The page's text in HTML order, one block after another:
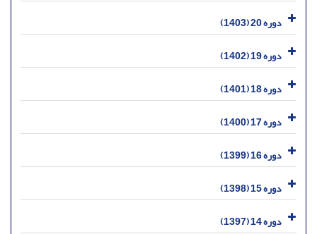
دوره 20 (1403)
دوره 19 (1402)
دوره 18 (1401)
دوره 17 (1400)
دوره 16 (1399)
دوره 15 (1398)
دوره 14 (1397)